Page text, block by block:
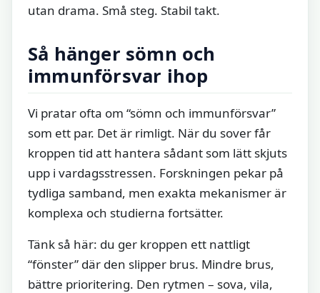
utan drama. Små steg. Stabil takt.
Så hänger sömn och
immunförsvar ihop
Vi pratar ofta om “sömn och immunförsvar”
som ett par. Det är rimligt. När du sover får
kroppen tid att hantera sådant som lätt skjuts
upp i vardagsstressen. Forskningen pekar på
tydliga samband, men exakta mekanismer är
komplexa och studierna fortsätter.
Tänk så här: du ger kroppen ett nattligt
“fönster” där den slipper brus. Mindre brus,
bättre prioritering. Den rytmen – sova, vila,